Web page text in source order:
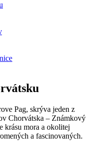
Pag, skrýva jeden z
Chorvátska – Známkový
krásu mora a okolitej
a fascinovaných.